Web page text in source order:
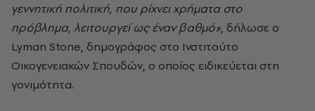
γεννητική πολιτική, που ρίχνει χρήματα στο
πρόβλημα, λειτουργεί ως έναν βαθμό», δήλωσε ο
Lyman Stone, δημογράφος στο Ινστιτούτο
Οικογενειακών Σπουδών, ο οποίος ειδικεύεται στη
γονιμότητα.